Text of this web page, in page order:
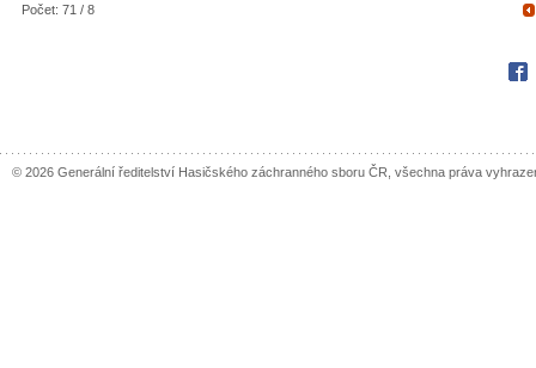
Počet: 71 / 8
© 2026 Generální ředitelství Hasičského záchranného sboru ČR, všechna práva